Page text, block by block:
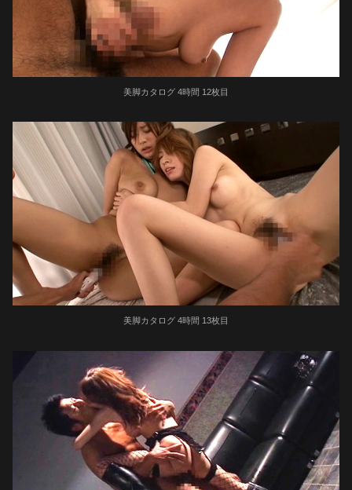
美脚カタログ 4時間 12枚目
美脚カタログ 4時間 13枚目